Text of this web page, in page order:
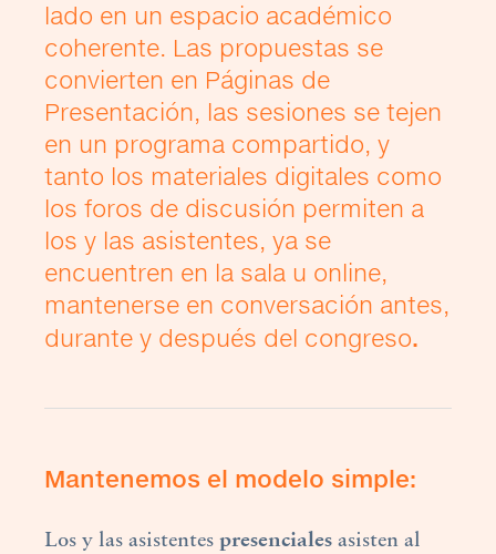
lado en un espacio académico
coherente. Las propuestas se
convierten en Páginas de
Presentación, las sesiones se tejen
en un programa compartido, y
tanto los materiales digitales como
los foros de discusión permiten a
los y las asistentes, ya se
encuentren en la sala u online,
mantenerse en conversación antes,
durante y después del congreso.
Mantenemos el modelo simple:
Los y las asistentes presenciales asisten al